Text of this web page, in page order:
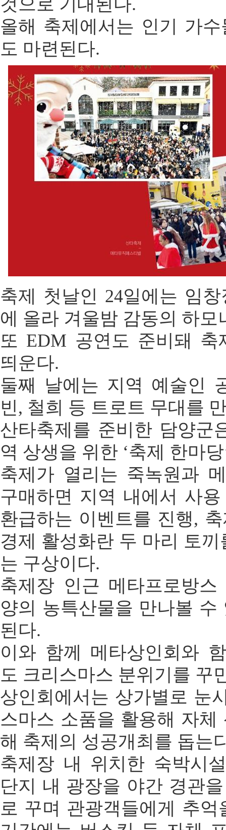
것으로 기대된다.
올해 축제에서는 인기 가
도 마련된다.
축제 첫날인 24일에는 임
에 올라 겨울밤 감동의 하모
또 EDM 공연도 준비돼 축
띄운다.
둘째 날에는 지역 예술인
빈, 철희 등 트로트 무대를
산타축제를 준비한 담양군
역 상생을 위한 ‘축제 한마
축제가 열리는 죽녹원과
구매하면 지역 내에서 사
환급하는 이벤트를 진행,
경제 활성화란 두 마리 토
는 구상이다.
축제장 인근 메타프로방
양의 농특산물을 만나볼 수
된다.
이와 함께 메타상인회와
도 크리스마스 분위기를 꾸
상인회에서는 상가별로 눈
스마스 소품을 활용해 자체
해 축제의 성공개최를 돕는
축제장 내 위치한 숙박시
단지 내 광장을 야간 경관
로 꾸며 관광객들에게 추억